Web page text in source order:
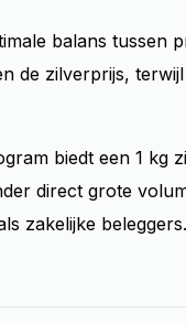
balans tussen
de zilverprijs,
biedt een 1 kg
direct grote
zakelijke beleggers.